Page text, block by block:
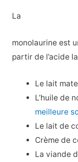
La
monolaurine est
partir de l’acide
Le lait
L’huile de
meilleure
Le lait de
Crème de
La viande